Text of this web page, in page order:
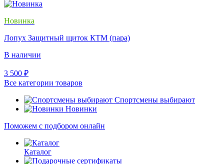
Новинка
Лопух Защитный щиток КТМ (пара)
В наличии
3 500 ₽
Все категории товаров
Спортсмены выбирают
Новинки
Поможем с подбором онлайн
Каталог